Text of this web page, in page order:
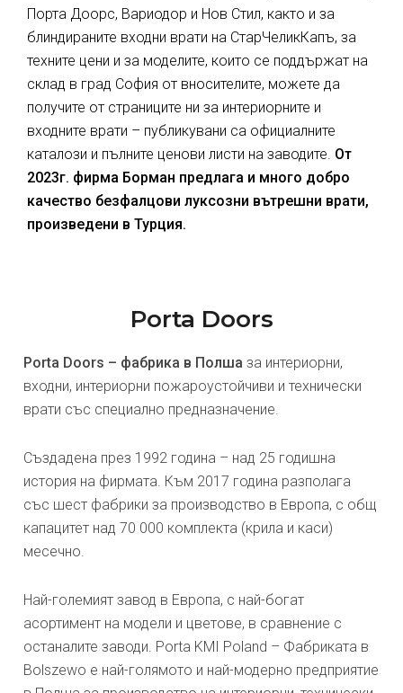
Порта Доорс, Вариодор и Нов Стил, както и за
блиндираните входни врати на СтарЧеликКапъ, за
техните цени и за моделите, които се поддържат на
склад в град София от вносителите, можете да
получите от страниците ни за интериорните и
входните врати – публикувани са официалните
каталози и пълните ценови листи на заводите. От
2023г. фирма Борман предлага и много добро
качество безфалцови луксозни вътрешни врати,
произведени в Турция.
Porta Doors
Porta Doors – фабрика в Полша за интериорни,
входни, интериорни пожароустойчиви и технически
врати със специално предназначение.
Създадена през 1992 година – над 25 годишна
история на фирмата. Към 2017 година разполага
със шест фабрики за производство в Европа, с общ
капацитет над 70 000 комплекта (крила и каси)
месечно.
Най-големият завод в Европа, с най-богат
асортимент на модели и цветове, в сравнение с
останалите заводи. Porta KMI Poland – Фабриката в
Bolszewo е най-голямото и най-модерно предприятие